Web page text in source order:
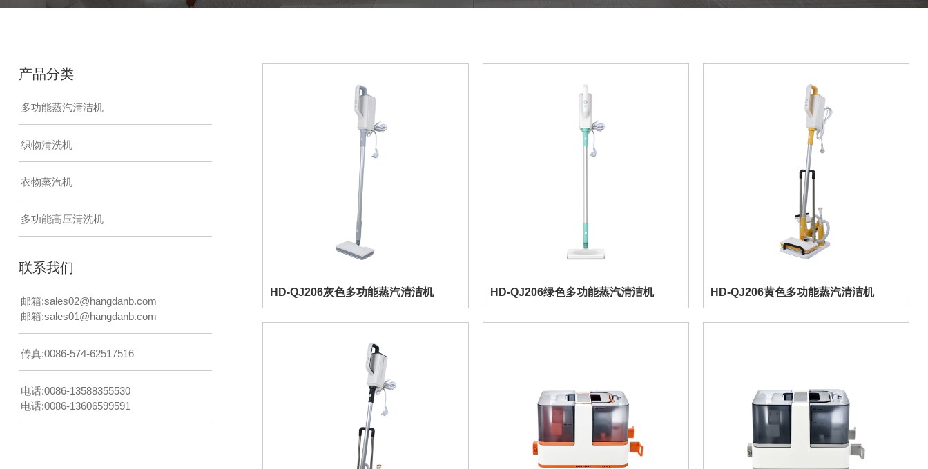
产品分类
多功能蒸汽清洁机
织物清洗机
衣物蒸汽机
多功能高压清洗机
联系我们
邮箱:sales02@hangdanb.com
邮箱:sales01@hangdanb.com
传真:0086-574-62517516
电话:0086-13588355530
电话:0086-13606599591
HD-QJ206灰色多功能蒸汽清洁机 HD-QJ206绿色多功能蒸汽清洁机 HD-QJ206黄色多功能蒸汽清洁机